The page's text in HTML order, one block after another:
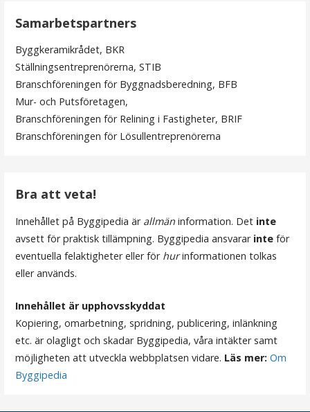
Samarbetspartners
Byggkeramikrådet, BKR
Ställningsentreprenörerna, STIB
Branschföreningen för Byggnadsberedning, BFB
Mur- och Putsföretagen,
Branschföreningen för Relining i Fastigheter, BRIF
Branschföreningen för Lösullentreprenörerna
Bra att veta!
Innehållet på Byggipedia är allmän information. Det inte
avsett för praktisk tillämpning. Byggipedia ansvarar inte för
eventuella felaktigheter eller för hurinformationen tolkas
eller används.
Innehållet är upphovsskyddat
Kopiering, omarbetning, spridning, publicering, inlänkning
etc. är olagligt och skadar Byggipedia, våra intäkter samt
möjligheten att utveckla webbplatsen vidare. Läs mer: Om
Byggipedia